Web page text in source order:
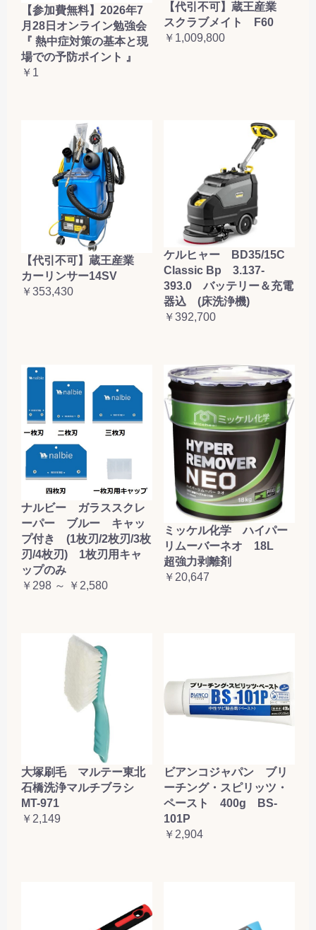
【参加費無料】2026年7
月28日オンライン勉強会
『 熱中症対策の基本と現
場での予防ポイント 』
￥1
【代引不可】蔵王産業
スクラブメイト F60
￥1,009,800
【代引不可】蔵王産業
カーリンサー14SV
￥353,430
ケルヒャー BD35/15C
Classic Bp 3.137-
393.0 バッテリー＆充電
器込 (床洗浄機)
￥392,700
ナルビー ガラススクレ
ーパー ブルー キャッ
プ付き (1枚刃/2枚刃/3枚
刃/4枚刃) 1枚刃用キャ
ップのみ
￥298 ～ ￥2,580
ミッケル化学 ハイパー
リムーバーネオ 18L
超強力剥離剤
￥20,647
大塚刷毛 マルテー東北
石橋洗浄マルチブラシ
MT-971
￥2,149
ビアンコジャパン ブリ
ーチング・スピリッツ・
ペースト 400g BS-
101P
￥2,904